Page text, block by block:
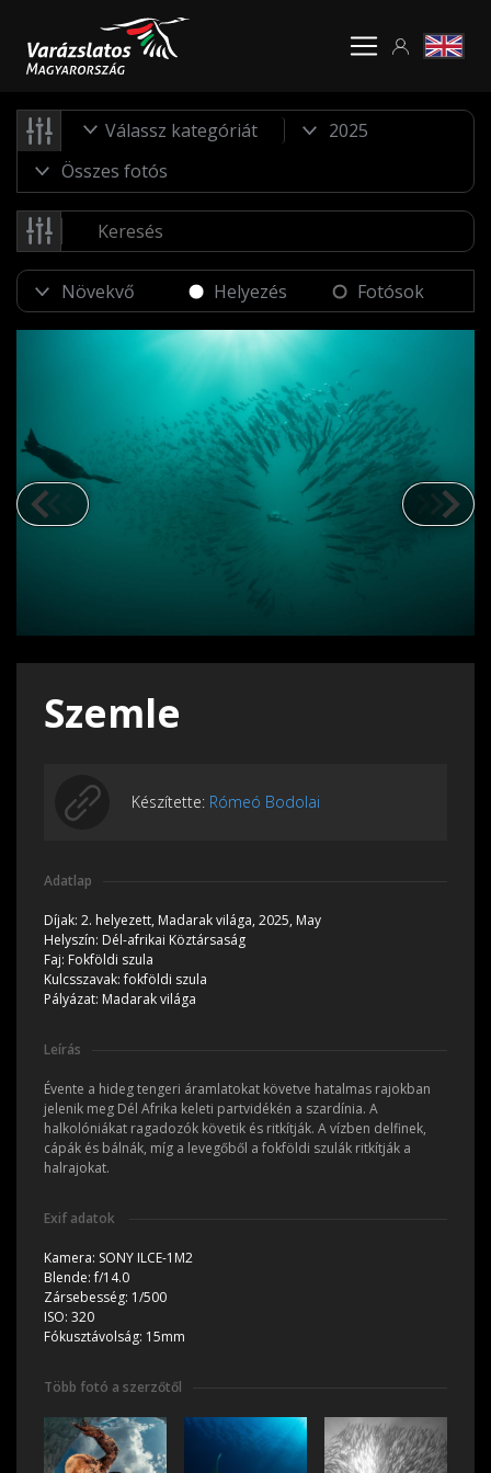
Válassz kategóriát
Helyezés Fotósok
Szemle
Készítette: Rómeó Bodolai
Adatlap
Díjak: 2. helyezett, Madarak világa, 2025, May
Helyszín: Dél-afrikai Köztársaság
Faj: Fokföldi szula
Kulcsszavak:fokföldi szula
Pályázat: Madarak világa
Leírás
Évente a hideg tengeri áramlatokat követve hatalmas rajokban
jelenik meg Dél Afrika keleti partvidékén a szardínia. A
halkolóniákat ragadozók követik és ritkítják. A vízben delfinek,
cápák és bálnák, míg a levegőből a fokföldi szulák ritkítják a
halrajokat.
Exif adatok
Kamera: SONY ILCE-1M2
Blende:f/14.0
Zársebesség: 1/500
ISO: 320
Fókusztávolság: 15mm
Több fotó a szerzőtől